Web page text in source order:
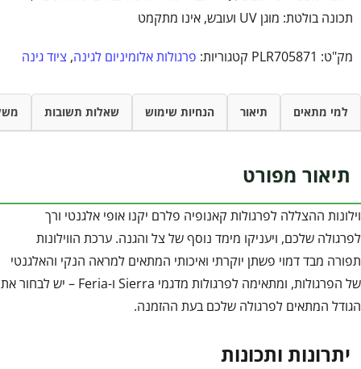
תכונה בולטת: מוגן UV ועובש, אינו מתקמט
מק"ט: PLR705871 קטגוריות: פרגולות אלומיניום לגינה, ציוד גינה
למי מתאים תיאור הנחיות שימוש שאלות תשובות
תיאור מפורט
וילונות ההצללה לפרגולות קאנופיה פלרם יקנו אופי אלגנטי ורך
לפרגולה שלכם, ויעניקו מימד נוסף של צל והגנה. ערכת הווילונות
תפורה מבד דמוי פשתן יוקרתי ואיכותי המתאים למראה הנקי והאלגנטי
של הפרגולות, ומתאימה לפרגולות מדגמי Sierra ו-Feria – יש לבחור את
הגודל המתאים לפרגולה שלכם בעת ההזמנה.
יתרונות ותכונות